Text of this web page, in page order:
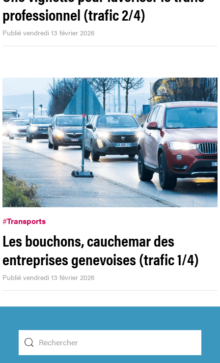
professionnel (trafic 2/4)
Publié vendredi 13 février 2026
#Transports
Les bouchons, cauchemar des
entreprises genevoises (trafic 1/4)
Publié vendredi 13 février 2026